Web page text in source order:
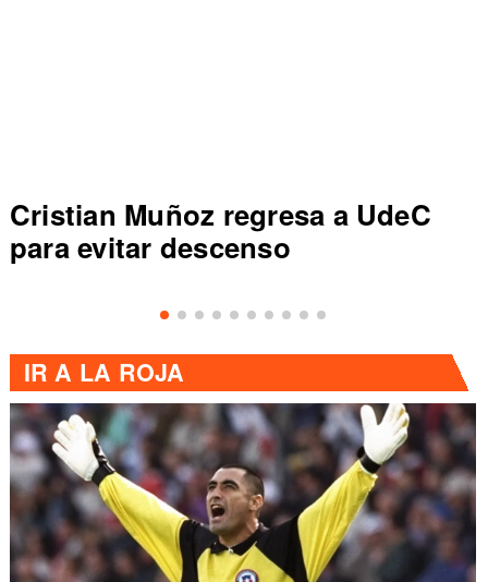
Cristian Muñoz regresa a UdeC
para evitar descenso
IR A LA ROJA